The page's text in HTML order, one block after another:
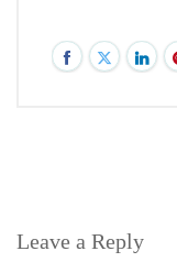
Leave a Reply